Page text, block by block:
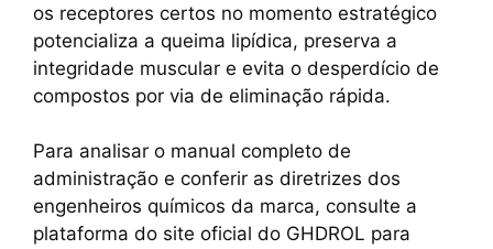
os receptores certos no momento estratégico
potencializa a queima lipídica, preserva a
integridade muscular e evita o desperdício de
compostos por via de eliminação rápida.
Para analisar o manual completo de
administração e conferir as diretrizes dos
engenheiros químicos da marca, consulte a
plataforma do site oficial do GHDROL para